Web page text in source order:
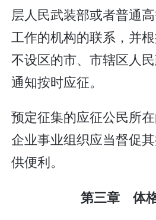
层人民武装部或者普通
工作的机构的联系，并根
不设区的市、市辖区人
通知按时应征。
预定征集的应征公民所在
企业事业组织应当督促
供便利。
第三章 体